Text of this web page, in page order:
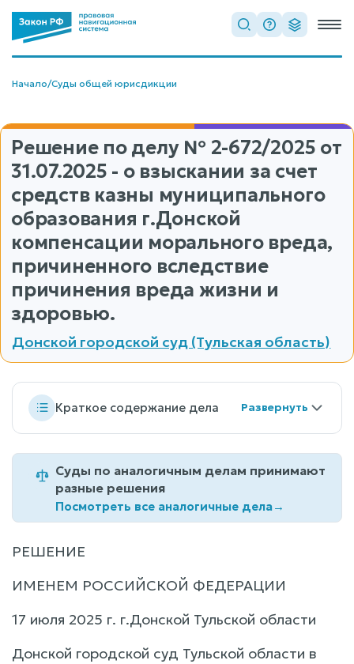
Начало/Суды общей юрисдикции
Решение по делу № 2-672/2025 от
31.07.2025 - о взыскании за счет
средств казны муниципального
образования г.Донской
компенсации морального вреда,
причиненного вследствие
причинения вреда жизни и
здоровью.
Донской городской суд (Тульская область)
Краткое содержание дела
Суды по аналогичным делам принимают
разные решения
Посмотреть все аналогичные дела→
РЕШЕНИЕ
ИМЕНЕМ РОССИЙСКОЙ ФЕДЕРАЦИИ
17 июля 2025 г. г.Донской Тульской области
Донской городской суд Тульской области в